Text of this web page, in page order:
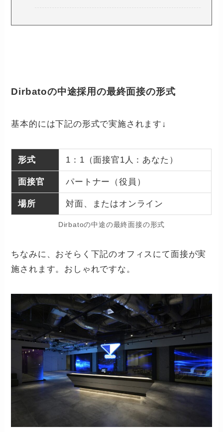
Dirbatoの中途採用の最終面接の形式
基本的には下記の形式で実施されます↓
形式 1：1（面接官1人：あなた）
面接官 パートナー（役員）
場所 対面、またはオンライン
Dirbatoの中途の最終面接の形式
ちなみに、おそらく下記のオフィスにて面接が実
施されます。おしゃれですな。